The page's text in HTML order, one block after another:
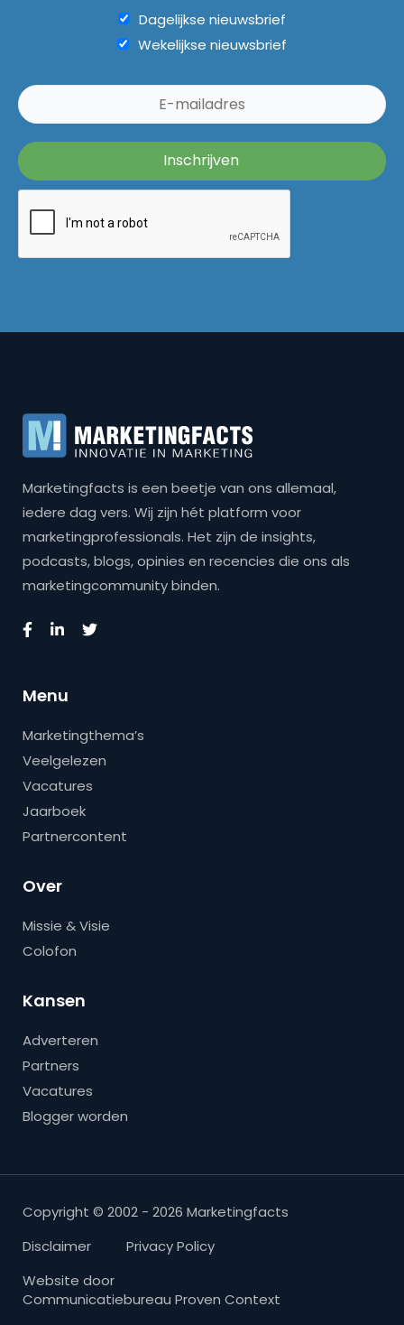
Dagelijkse nieuwsbrief
Wekelijkse nieuwsbrief
Marketingfacts is een beetje van ons allemaal,
iedere dag vers. Wij zijn hét platform voor
marketingprofessionals. Het zijn de insights,
podcasts, blogs, opinies en recencies die ons als
marketingcommunity binden.
Menu
Marketingthema’s
Veelgelezen
Vacatures
Jaarboek
Partnercontent
Over
Missie & Visie
Colofon
Kansen
Adverteren
Partners
Vacatures
Blogger worden
Copyright © 2002 - 2026 Marketingfacts
Disclaimer
Privacy Policy
Website door
Communicatiebureau Proven Context